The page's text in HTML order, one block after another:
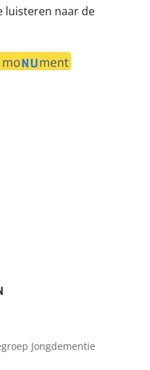
luisteren naar de
Jongdementie